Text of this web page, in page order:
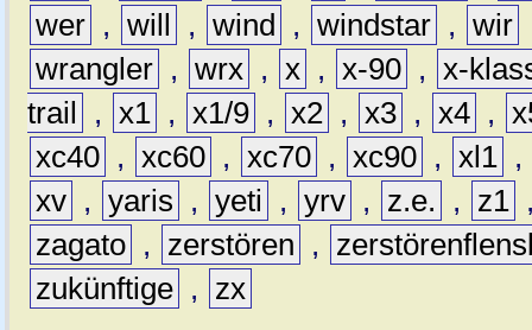
wer , will , wind , windstar , wir
wrangler , wrx , x , x-90 , x-
trail
, x1 , x1/9 , x2 , x3 , x4 ,
xc40 , xc60 , xc70 , xc90 , xl1 ,
xv , yaris , yeti , yrv , z.e. , z1
zagato , zerstören ,
zukünftige , zx